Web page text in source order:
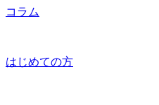
コラム
はじめての方